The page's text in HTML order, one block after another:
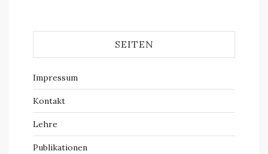
SEITEN
Impressum
Kontakt
Lehre
Publikationen